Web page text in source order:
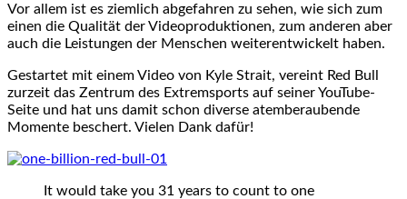
Vor allem ist es ziemlich abgefahren zu sehen, wie sich zum
einen die Qualität der Videoproduktionen, zum anderen aber
auch die Leistungen der Menschen weiterentwickelt haben.
Gestartet mit einem Video von Kyle Strait, vereint Red Bull
zurzeit das Zentrum des Extremsports auf seiner YouTube-
Seite und hat uns damit schon diverse atemberaubende
Momente beschert. Vielen Dank dafür!
It would take you 31 years to count to one